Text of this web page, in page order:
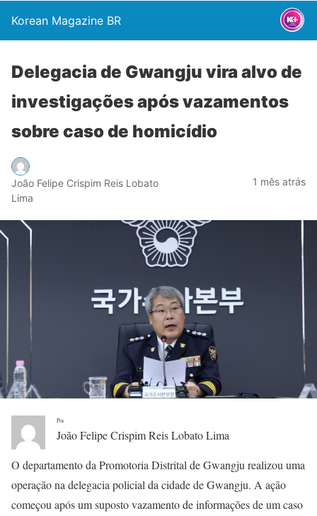
Korean Magazine BR
Delegacia de Gwangju vira alvo de
investigações após vazamentos
sobre caso de homicídio
João Felipe Crispim Reis Lobato
Lima
1 mês atrás
Por
João Felipe Crispim Reis Lobato Lima
O departamento da Promotoria Distrital de Gwangju realizou uma
operação na delegacia policial da cidade de Gwangju. A ação
começou após um suposto vazamento de informações de um caso